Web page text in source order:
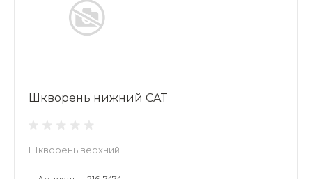
Шкворень нижний CAT
Шкворень верхний